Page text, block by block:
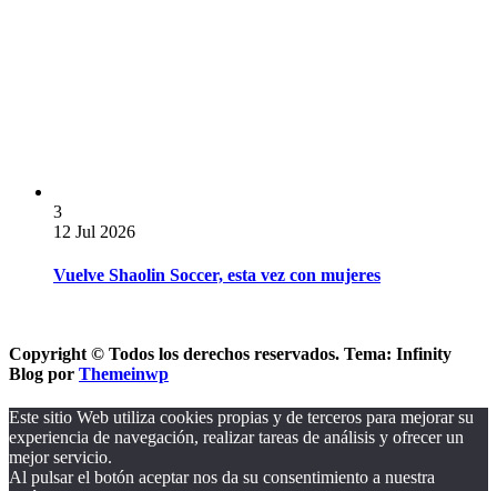
3
12 Jul 2026
Vuelve Shaolin Soccer, esta vez con mujeres
Copyright © Todos los derechos reservados. Tema: Infinity
Blog por Themeinwp
Este sitio Web utiliza cookies propias y de terceros para mejorar su
experiencia de navegación, realizar tareas de análisis y ofrecer un
mejor servicio.
Al pulsar el botón aceptar nos da su consentimiento a nuestra